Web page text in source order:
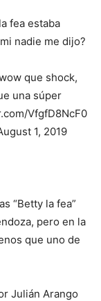
fea estaba
nadie me dijo?
que shock,
una súper
VfgfD8NcF0
1, 2019
“Betty la fea”
pero en la
que uno de
Julián Arango